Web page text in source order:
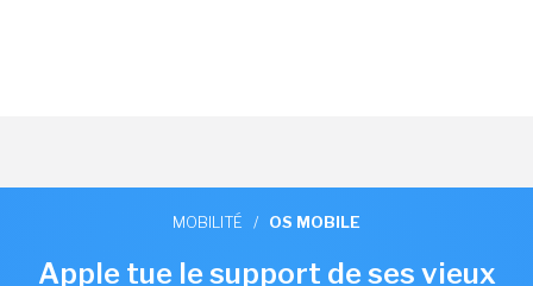
MOBILITÉ / OS MOBILE
Apple tue le support de ses vieux